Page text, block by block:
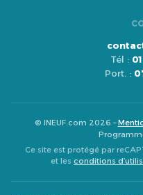
Tél :
Port. :
© INEUF.com 2026 –
Ce site est protégé par
et les conditions